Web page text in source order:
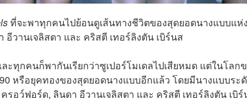
ที่จะพาทุกคนไปย้อนดูเส้นทางชีวิตของสุดยอดนางแบบแห่
วานเจลิสตา และ คริสตี เทอร์ลิงตัน เบิร์นส
ทุกคนก็พากันเรียกว่าซูเปอร์โมเดลไปเสียหมด แต่ในโลก
หรือยุคทองของสุดยอดนางแบบอีกแล้ว โดยมีนางแบบระ
อว์ฟอร์ด, ลินดา อีวานเจลิสตา และ คริสตี เทอร์ลิงตัน เบิ